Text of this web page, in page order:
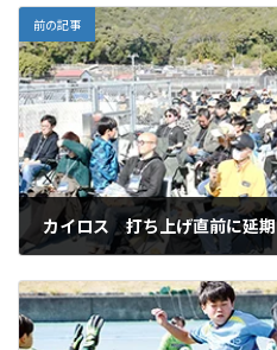
前の記事
カイロス 打ち上げ直前に延期